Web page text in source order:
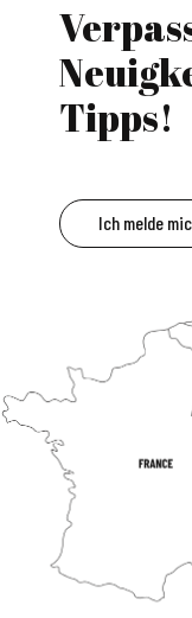
Tipps!
Ich melde